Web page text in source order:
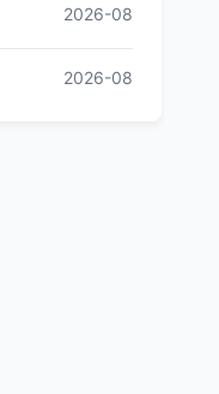
2026-08
2026-08